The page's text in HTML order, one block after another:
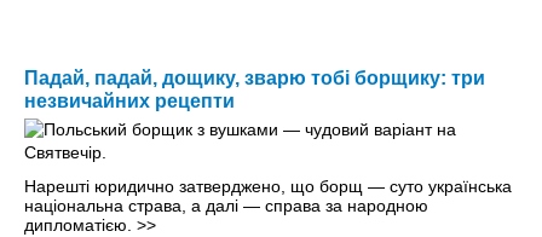
Падай, падай, дощику, зварю тобі борщику: три
незвичайних рецепти
Нарешті юридично затверджено, що борщ — суто українська
національна страва, а далі — справа за народною
дипломатією. >>